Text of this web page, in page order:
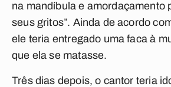
na mandíbula e amordaçamento
seus gritos”. Ainda de acordo
ele teria entregado uma faca à
que ela se matasse.
Três dias depois, o cantor teria